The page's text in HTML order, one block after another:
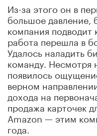
Из-за этого он в
большое
компания
работа перешла в
Удалось наладить
команду. Несмотря
появилось
верном
дохода на
продажа карточек
Amazon — этим
года.